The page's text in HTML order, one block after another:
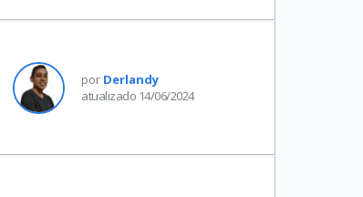
por Derlandy
atualizado 14/06/2024